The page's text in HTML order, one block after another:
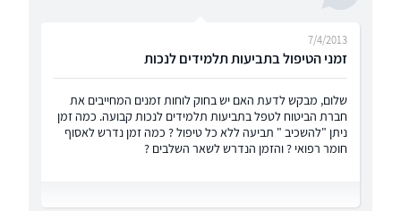
זמני הטיפול בתביעות תלמידים לנכות
7/4/2013
שלום, מבקש לדעת האם יש בחוק לוחות זמנים המחייבים את
חברת הביטוח לטפל בתביעות תלמידים לנכות קבועה. כמה זמן
ניתן "להשכיב " תביעה ללא כל טיפול ? כמה זמן נדרש לאסוף
חומר רפואי ? והזמן הנדרש לשאר השלבים ?